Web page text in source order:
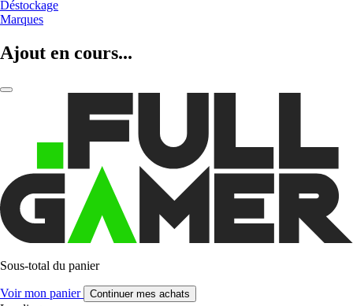
Déstockage
Marques
Ajout en cours...
Sous-total du panier
Voir mon panier Continuer mes achats